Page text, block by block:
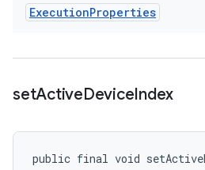
ExecutionProperties
setActiveDeviceIndex
public final void